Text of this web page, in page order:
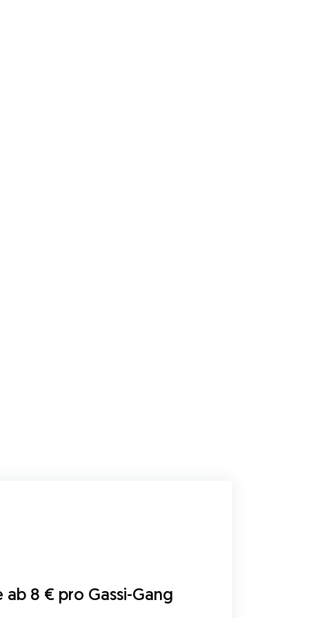
ab 8 € pro Gassi-Gang